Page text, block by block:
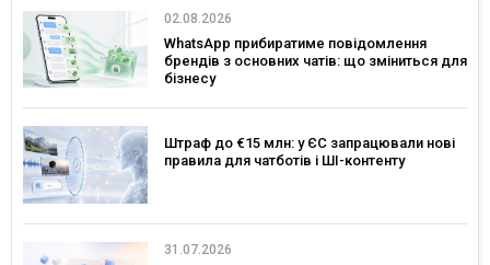
02.08.2026
WhatsApp прибиратиме повідомлення
брендів з основних чатів: що зміниться для
бізнесу
Штраф до €15 млн: у ЄС запрацювали нові
правила для чатботів і ШІ-контенту
31.07.2026